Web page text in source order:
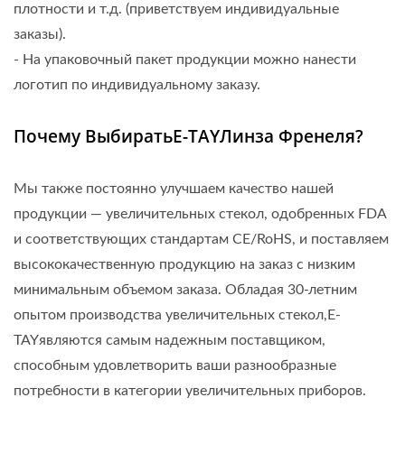
плотности и т.д. (приветствуем индивидуальные
заказы).
- На упаковочный пакет продукции можно нанести
логотип по индивидуальному заказу.
Почему ВыбиратьE-TAYЛинза Френеля?
Мы также постоянно улучшаем качество нашей
продукции — увеличительных стекол, одобренных FDA
и соответствующих стандартам CE/RoHS, и поставляем
высококачественную продукцию на заказ с низким
минимальным объемом заказа. Обладая 30-летним
опытом производства увеличительных стекол,E-
TAYявляются самым надежным поставщиком,
способным удовлетворить ваши разнообразные
потребности в категории увеличительных приборов.